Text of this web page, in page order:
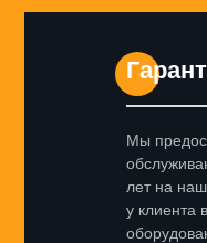
Мы
лет на
у клиента